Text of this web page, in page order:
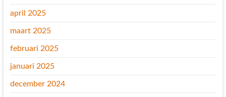
april 2025
maart 2025
februari 2025
januari 2025
december 2024